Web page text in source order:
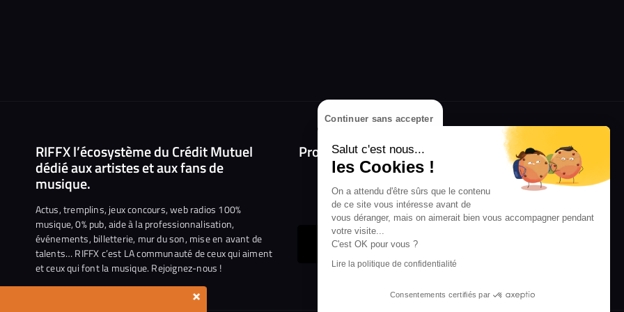
Continuer sans accepter
Salut c'est nous...
les Cookies !
On a attendu d'être sûrs que le contenu
de ce site vous intéresse avant de
vous déranger, mais on aimerait bien vous accompagner pendant
votre visite...
C'est OK pour vous ?
Lire la politique de confidentialité
Consentements certifiés par
RIFFX l’écosystème du Crédit Mutuel
dédié aux artistes et aux fans de
musique.
Actus, tremplins, jeux concours, web radios 100%
musique, 0% pub, aide à la professionnalisation,
événements, billetterie, mur du son, mise en avant de
talents… RIFFX c’est LA communauté de ceux qui aiment
et ceux qui font la musique. Rejoignez-nous !
Prolongez l'expérience avec l'application
RIFFX !
Disponible sur l'App Store et Google Play
×